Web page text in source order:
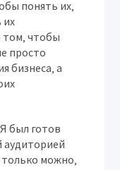
понять их‚
их
чтобы
просто
бизнеса‚ а
был готов
аудиторией
только можно‚